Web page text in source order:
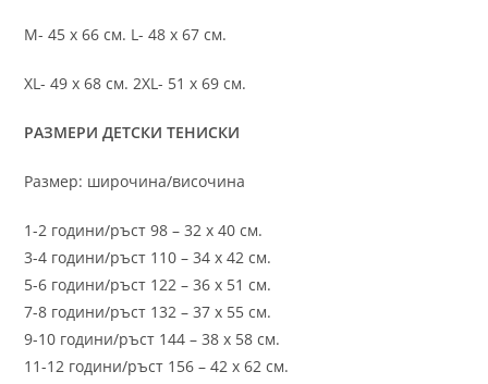
M- 45 х 66 см. L- 48 х 67 см.
XL- 49 х 68 см. 2XL- 51 х 69 см.
РАЗМЕРИ ДЕТСКИ ТЕНИСКИ
Размер: широчина/височина
1-2 години/ръст 98 – 32 х 40 см.
3-4 години/ръст 110 – 34 х 42 см.
5-6 години/ръст 122 – 36 х 51 см.
7-8 години/ръст 132 – 37 х 55 см.
9-10 години/ръст 144 – 38 х 58 см.
11-12 години/ръст 156 – 42 x 62 см.